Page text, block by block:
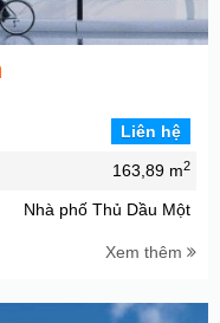
Liên hệ
163,89 m2
Nhà phố Thủ Dầu Một
Xem thêm